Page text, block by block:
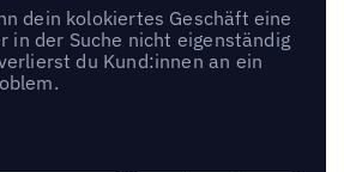
dein kolokiertes Geschäft eine
in der Suche nicht eigenständig
du Kund:innen an ein